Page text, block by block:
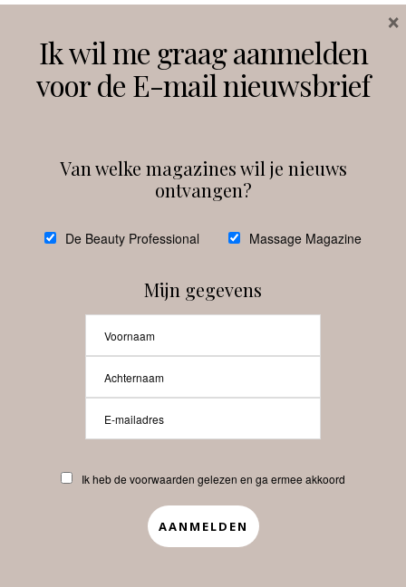
Instagram Facebook
debeautyprofessional
Beauty-Pro.nl
Abonneren Contact
APP
Ik wil me graag aanmelden
voor de E-mail nieuwsbrief
Van welke magazines wil je nieuws
ontvangen?
De Beauty Professional Massage Magazine
Mijn gegevens
Ik heb de voorwaarden gelezen en ga ermee akkoord
×